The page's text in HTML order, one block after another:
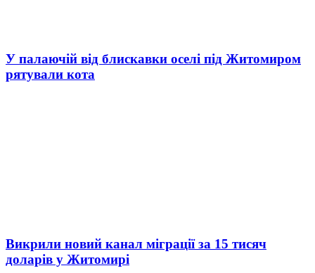
У палаючій від блискавки оселі під Житомиром
рятували кота
Викрили новий канал міграції за 15 тисяч
доларів у Житомирі